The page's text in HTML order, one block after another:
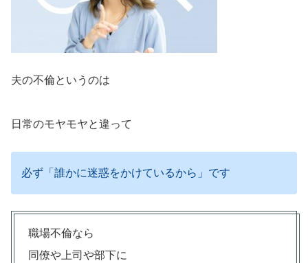
夫の不倫というのは
日常のモヤモヤと違って
必ず「誰かに迷惑をかけているから」です
職場不倫なら
同僚や上司や部下に